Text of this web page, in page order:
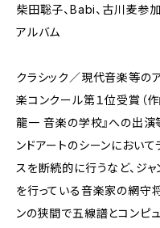
柴田聡子、Babi、古川麦参
アルバム
クラシック／現代音楽等の
楽コンクール第１位受賞（
龍一 音楽の学校』への出演
ンドアートのシーンにおいて
スを断続的に行うなど、ジ
を行っている音楽家の網守
ンの狭間で五線譜とコンピ